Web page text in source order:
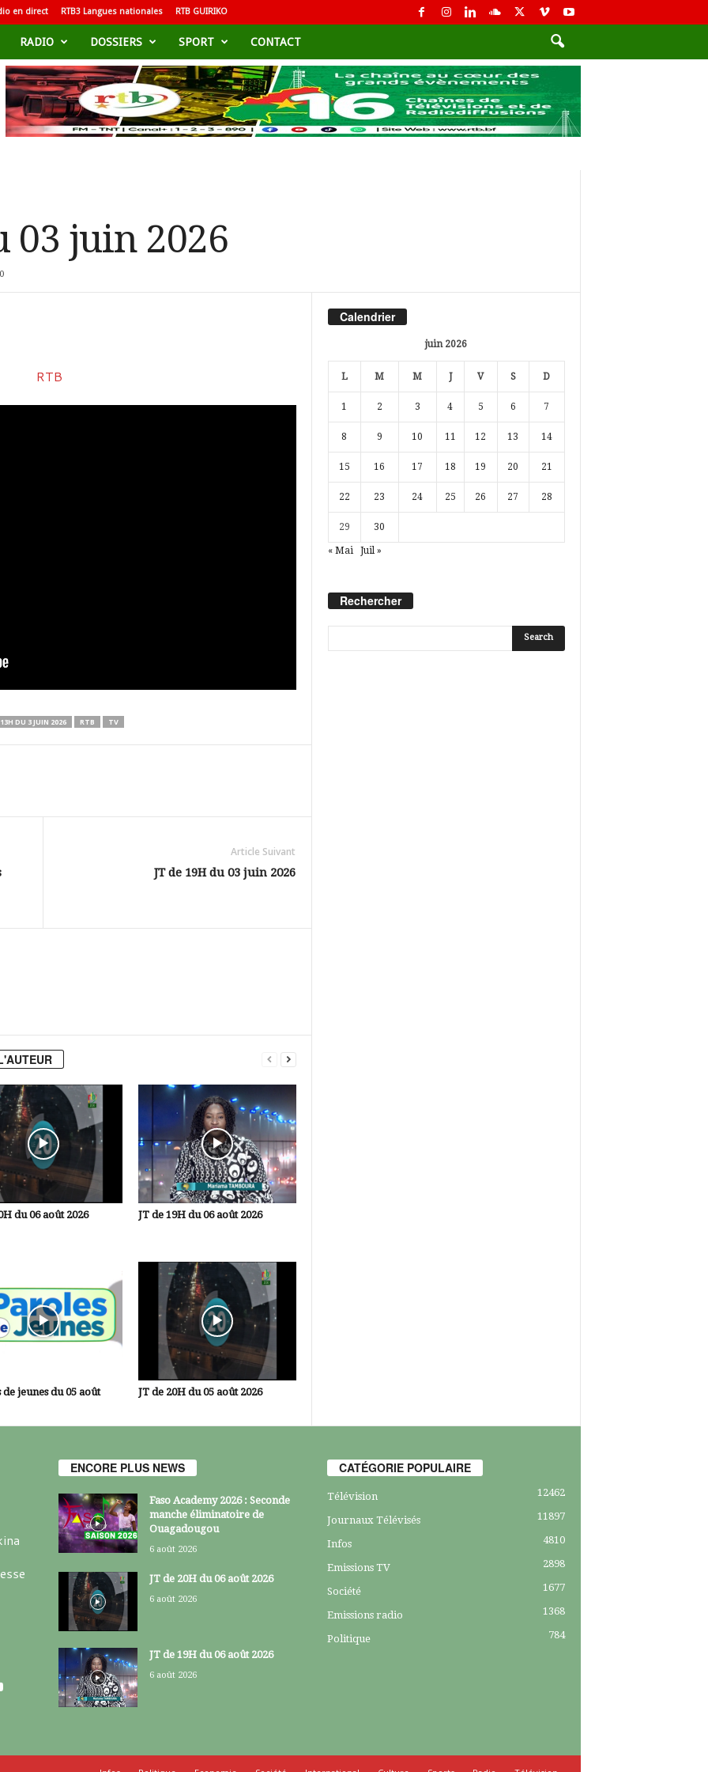
en direct RTB3 Langues nationales RTB GUIRIKO
RADIO DOSSIERS SPORT CONTACT
03 juin 2026
0
DU 3 JUIN 2026 RTB TV
Article Suivant
JT de 19H du 03 juin 2026
du 06 août 2026 JT de 19H du 06 août 2026
de jeunes du 05 août
JT de 20H du 05 août 2026
Calendrier
juin 2026
L M M J V S D
1 2 3 4 5 6 7
8 9 10 11 12 13 14
15 16 17 18 19 20 21
22 23 24 25 26 27 28
29 30
« Mai Juil »
Rechercher
ENCORE PLUS NEWS
Faso Academy 2026 : Seconde
manche éliminatoire de
Ouagadougou
6 août 2026
JT de 20H du 06 août 2026
6 août 2026
JT de 19H du 06 août 2026
6 août 2026
CATÉGORIE POPULAIRE
Télévision 12462
Journaux Télévisés 11897
Infos 4810
Emissions TV 2898
Société 1677
Emissions radio 1368
Politique 784